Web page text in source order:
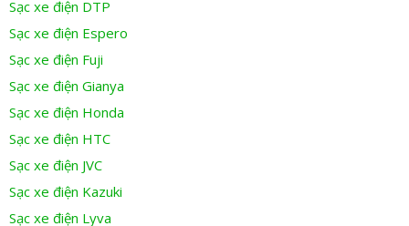
Sạc xe điện DTP
Sạc xe điện Espero
Sạc xe điện Fuji
Sạc xe điện Gianya
Sạc xe điện Honda
Sạc xe điện HTC
Sạc xe điện JVC
Sạc xe điện Kazuki
Sạc xe điện Lyva